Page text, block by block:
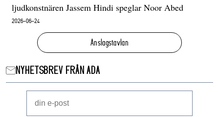
ljudkonstnären Jassem Hindi speglar Noor Abed
2026-06-24
Anslagstavlan
NYHETSBREV FRÅN ADA